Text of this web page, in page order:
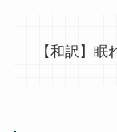
【和訳】眠